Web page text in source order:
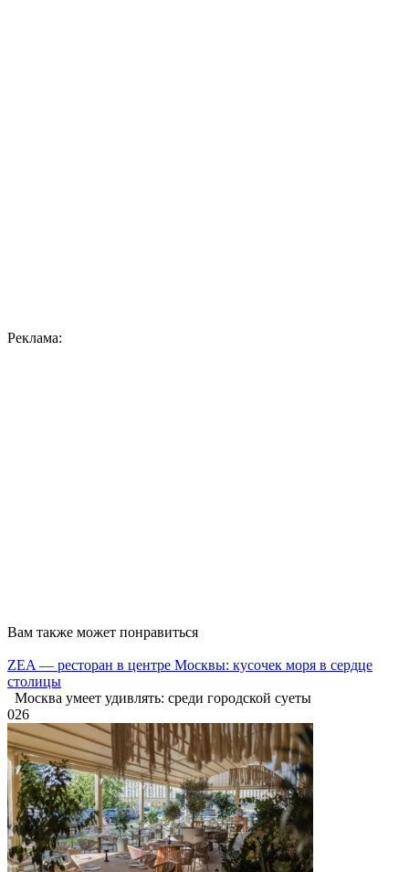
Реклама:
Вам также может понравиться
ZEA — ресторан в центре Москвы: кусочек моря в сердце
столицы
Москва умеет удивлять: среди городской суеты
026